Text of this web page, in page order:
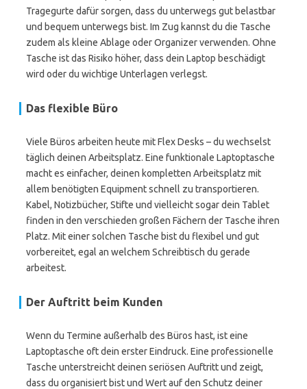
Tragegurte dafür sorgen, dass du unterwegs gut belastbar
und bequem unterwegs bist. Im Zug kannst du die Tasche
zudem als kleine Ablage oder Organizer verwenden. Ohne
Tasche ist das Risiko höher, dass dein Laptop beschädigt
wird oder du wichtige Unterlagen verlegst.
Das flexible Büro
Viele Büros arbeiten heute mit Flex Desks – du wechselst
täglich deinen Arbeitsplatz. Eine funktionale Laptoptasche
macht es einfacher, deinen kompletten Arbeitsplatz mit
allem benötigten Equipment schnell zu transportieren.
Kabel, Notizbücher, Stifte und vielleicht sogar dein Tablet
finden in den verschieden großen Fächern der Tasche ihren
Platz. Mit einer solchen Tasche bist du flexibel und gut
vorbereitet, egal an welchem Schreibtisch du gerade
arbeitest.
Der Auftritt beim Kunden
Wenn du Termine außerhalb des Büros hast, ist eine
Laptoptasche oft dein erster Eindruck. Eine professionelle
Tasche unterstreicht deinen seriösen Auftritt und zeigt,
dass du organisiert bist und Wert auf den Schutz deiner